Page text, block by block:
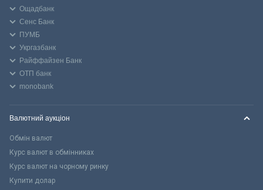
Ощадбанк
Сенс Банк
ПУМБ
Укргазбанк
Райффайзен Банк
ОТП банк
monobank
Валютний аукціон
Обмін валют
Курс валют в обмінниках
Курс валют на чорному ринку
Купити долар